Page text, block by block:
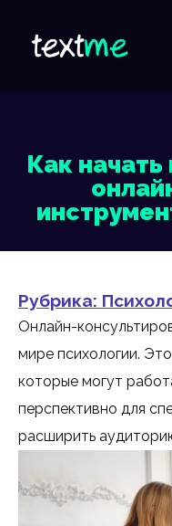
Как начать
Рубрика:
Онлайн-
мире психологии.
которые могут
перспективно для
расширить